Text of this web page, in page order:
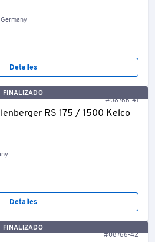
Detalles
FINALIZADO
#08766-41
RS 175 / 1500 Kelco
Detalles
FINALIZADO
#08766-42